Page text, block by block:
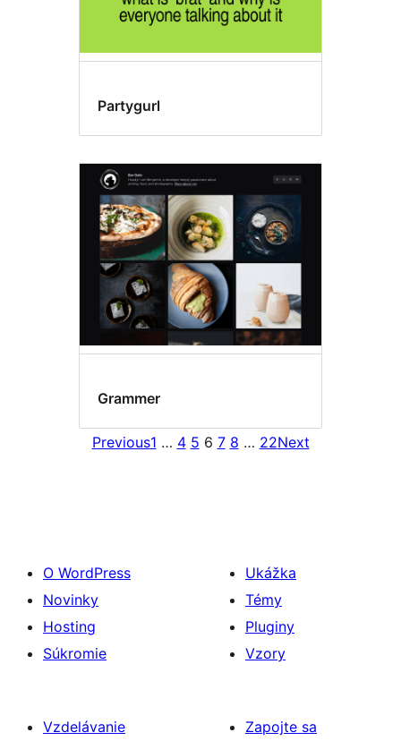
Partygurl
Grammer
Previous1 … 4 5 6 7 8 … 22Next
O WordPress
Novinky
Hosting
Súkromie
Ukážka
Témy
Pluginy
Vzory
Vzdelávanie
Zapojte sa